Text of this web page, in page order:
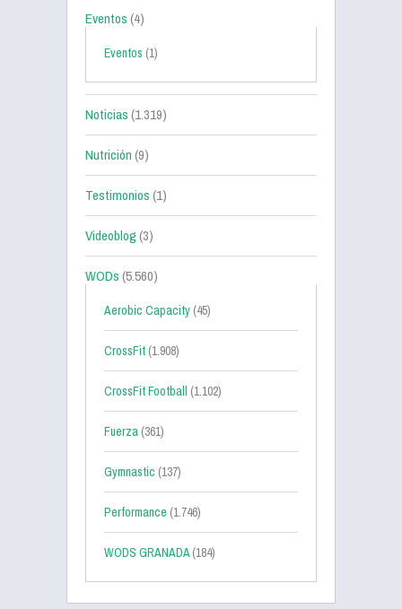
Eventos(4)
Eventos (1)
Noticias(1.319)
Nutrición(9)
Testimonios(1)
Videoblog(3)
WODs(5.560)
Aerobic Capacity (45)
CrossFit (1.908)
CrossFit Football (1.102)
Fuerza (361)
Gymnastic (137)
Performance (1.746)
WODS GRANADA(184)